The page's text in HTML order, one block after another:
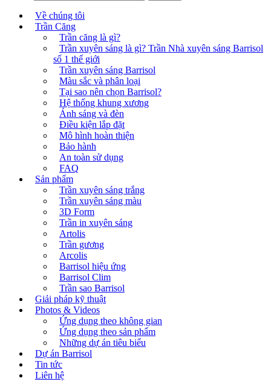
Về chúng tôi
Trần Căng
Trần căng là gì?
Trần xuyên sáng là gì? Trần Nhà xuyên sáng Barrisol
số 1 thế giới
Trần xuyên sáng Barrisol
Màu sắc và phân loại
Tại sao nên chọn Barrisol?
Hệ thống khung xương
Ánh sáng và đèn
Điều kiện lắp đặt
Mô hình hoàn thiện
Bảo hành
An toàn sử dụng
FAQ
Sản phẩm
Trần xuyên sáng trắng
Trần xuyên sáng màu
3D Form
Trần in xuyên sáng
Artolis
Trần gương
Arcolis
Barrisol hiệu ứng
Barrisol Clim
Trần sao Barrisol
Giải pháp kỹ thuật
Photos & Videos
Ứng dụng theo không gian
Ứng dụng theo sản phẩm
Những dự án tiêu biểu
Dự án Barrisol
Tin tức
Liên hệ